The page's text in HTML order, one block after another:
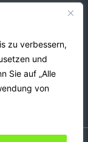
zu verbessern,
und
Sie auf „Alle
von